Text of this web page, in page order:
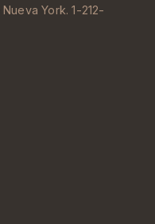
Nueva York. 1-212-